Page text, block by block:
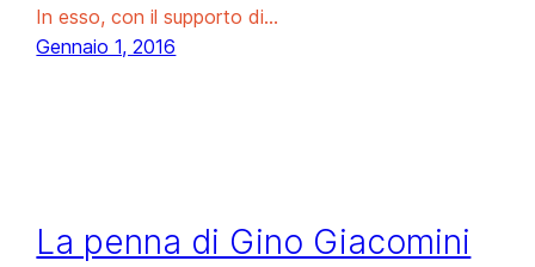
In esso, con il supporto di…
Gennaio 1, 2016
La penna di Gino Giacomini